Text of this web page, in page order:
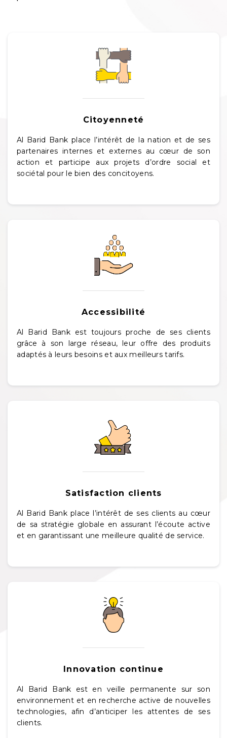
Citoyenneté
Al Barid Bank place l’intérêt de la nation et de ses
partenaires internes et externes au cœur de son
action et participe aux projets d’ordre social et
sociétal pour le bien des concitoyens.
Accessibilité
Al Barid Bank est toujours proche de ses clients
grâce à son large réseau, leur offre des produits
adaptés à leurs besoins et aux meilleurs tarifs.
Satisfaction clients
Al Barid Bank place l’intérêt de ses clients au cœur
de sa stratégie globale en assurant l’écoute active
et en garantissant une meilleure qualité de service.
Innovation continue
Al Barid Bank est en veille permanente sur son
environnement et en recherche active de nouvelles
technologies, afin d’anticiper les attentes de ses
clients.